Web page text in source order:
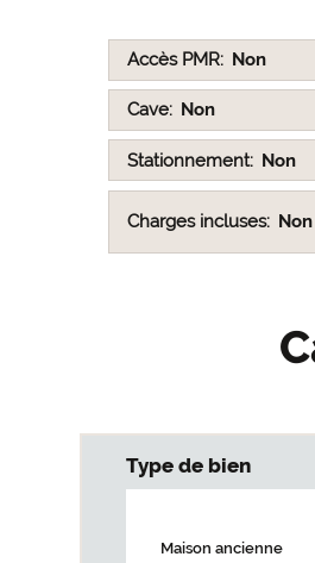
Accès PMR Non
Cave Non
Stationnement Non
Charges incluses Non
Type de bien
Maison ancienne